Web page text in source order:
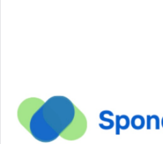
A Novembre e Marzo i "derby" con
Prima in trasferta poi in casa